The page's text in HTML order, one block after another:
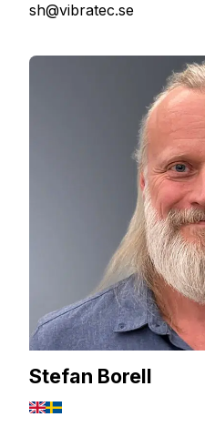
sh@vibratec.se
Stefan Borell